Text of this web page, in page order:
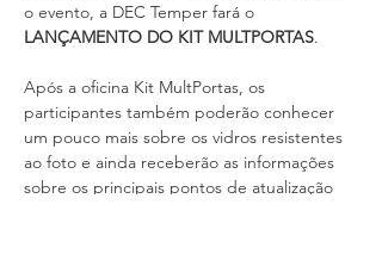
o evento, a DEC Temper fará o
LANÇAMENTO DO KIT MULTPORTAS.
Após a oficina Kit MultPortas, os
participantes também poderão conhecer
um pouco mais sobre os vidros resistentes
ao foto e ainda receberão as informações
sobre os principais pontos de atualização